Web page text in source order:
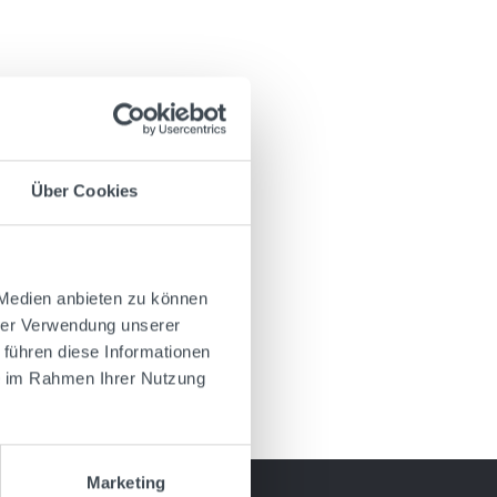
Über Cookies
anbieten zu können
Verwendung unserer
diese Informationen
Rahmen Ihrer Nutzung
Marketing